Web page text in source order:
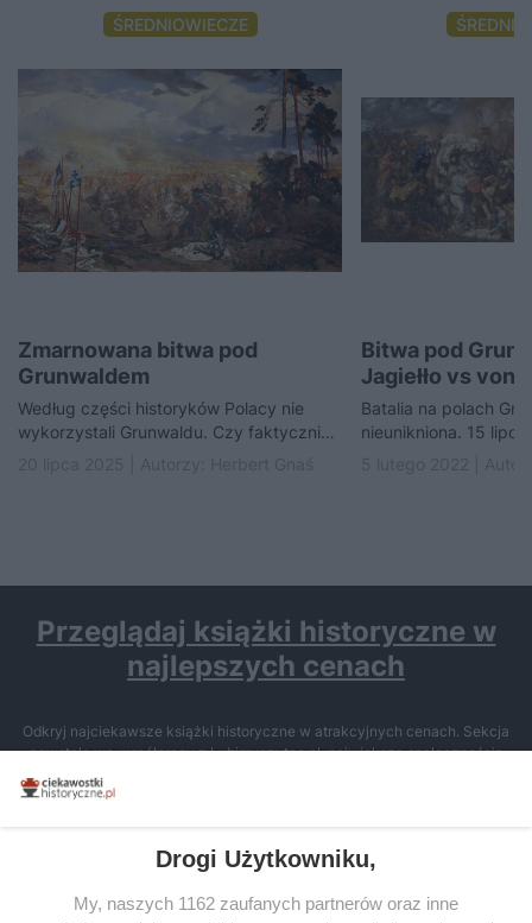
ŚREDNIOWIECZE
Zmarnowana bitwa pod
Grunwaldem
Według części historyków Polacy nie
wykorzystali Grunwaldu. Czy faktycznie
Bitwa pod
Jagiełło vs von
Batalia na polach
nieunikniona. 15
Przeglądaj książki historyczne w
najlepszych cenach
Odkryj najciekawsze książki historyczne w atrakcyjnych cenach. Sekcja
powstała we współpracy z Lubimyczytac.pl, największą społecznością
miłośników literatury w Polsce – dzięki temu możesz wybierać spośród
tytułów najwyżej ocenianych przez czytelników.
Drogi Użytkowniku,
My, naszych 1162 zaufanych partnerów oraz inne